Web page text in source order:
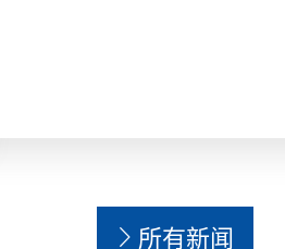
所有新闻